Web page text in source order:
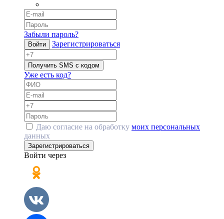
Забыли пароль?
Войти Зарегистрироваться
Получить SMS с кодом
Уже есть код?
Даю согласие на обработку моих персональных
данных
Зарегистрироваться
Войти через